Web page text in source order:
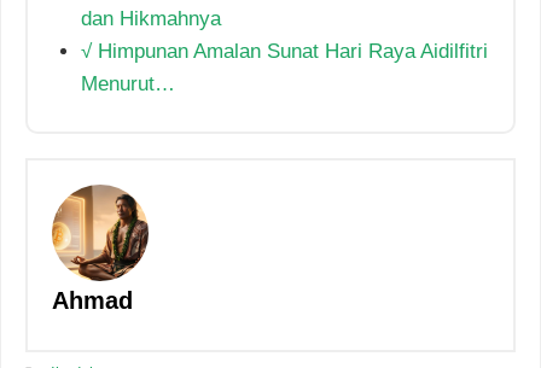
dan Hikmahnya
√ Himpunan Amalan Sunat Hari Raya Aidilfitri
Menurut…
Ahmad